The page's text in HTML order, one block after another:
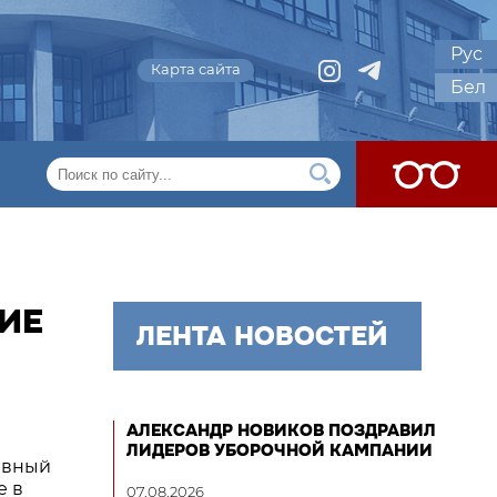
Карта сайта
Рус
Бел
в
ЛЕНТА НОВОСТЕЙ
АЛЕКСАНДР НОВИКОВ ПОЗДРАВИЛ
ЛИДЕРОВ УБОРОЧНОЙ КАМПАНИИ
07.08.2026